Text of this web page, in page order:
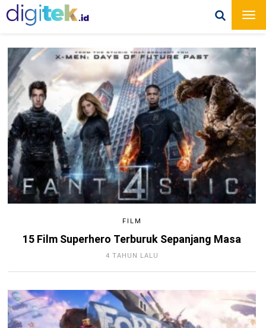
FILM
15 Film Superhero Terburuk Sepanjang Masa
4 TAHUN LALU